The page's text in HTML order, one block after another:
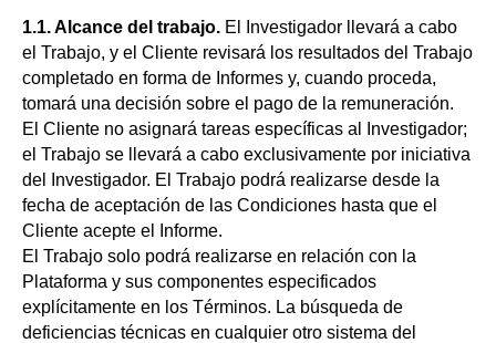
1.1. Alcance del trabajo. El Investigador llevará a cabo
el Trabajo, y el Cliente revisará los resultados del Trabajo
completado en forma de Informes y, cuando proceda,
tomará una decisión sobre el pago de la remuneración.
El Cliente no asignará tareas específicas al Investigador;
el Trabajo se llevará a cabo exclusivamente por iniciativa
del Investigador. El Trabajo podrá realizarse desde la
fecha de aceptación de las Condiciones hasta que el
Cliente acepte el Informe.
El Trabajo solo podrá realizarse en relación con la
Plataforma y sus componentes especificados
explícitamente en los Términos. La búsqueda de
deficiencias técnicas en cualquier otro sistema del